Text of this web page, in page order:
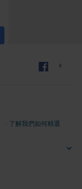
了解我們如何精選